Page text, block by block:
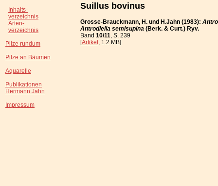
Inhalts-
verzeichnis
Arten-
verzeichnis
Pilze rundum
Pilze an Bäumen
Aquarelle
Publikationen
Hermann Jahn
Impressum
Suillus bovinus
Grosse-Brauckmann, H. und H.Jahn (1983):
Antrodiella semisupina (Berk. & Curt.) Ryv.
Band 10/11, S. 239
[Artikel, 1.2 MB]